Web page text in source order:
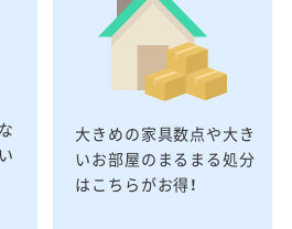
大きめの家具数点や大き
いお部屋のまるまる処分
はこちらがお得！